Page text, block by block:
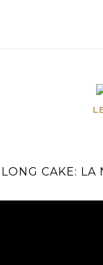
CAKE: LA